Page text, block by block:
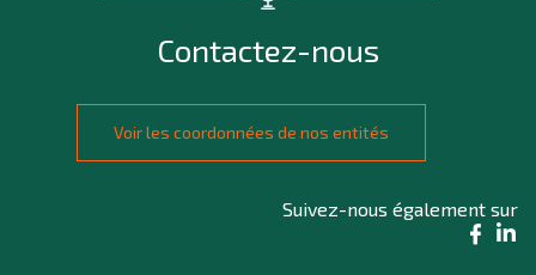
Contactez-nous
Voir les coordonnées de nos entités
Suivez-nous également sur